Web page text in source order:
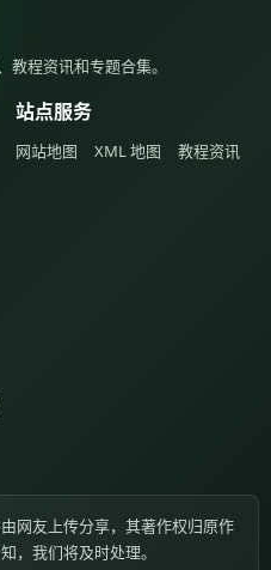
程资讯和专题合集。
站点服务
网站地图 XML 地图 教程资讯
网友上传分享，其著作权归原作
，我们将及时处理。